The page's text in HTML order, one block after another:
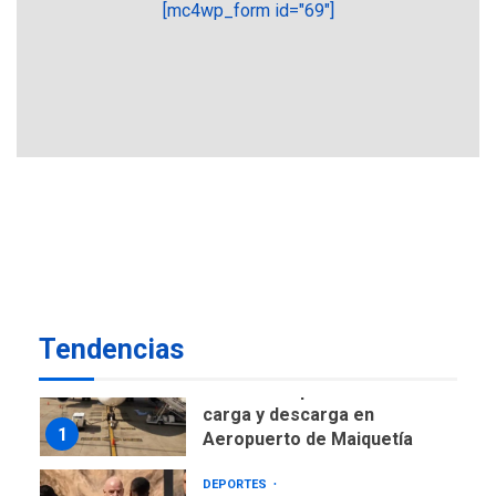
[mc4wp_form id="69"]
Tendencias
ÚLTIMA HORA
DESTACADOS
NACIONALES
1
carga y descarga en
Aeropuerto de Maiquetía
DEPORTES